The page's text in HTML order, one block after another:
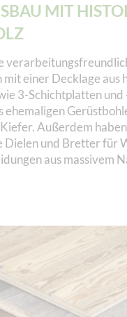
MIT
einer Decklage aus
3-Schichtplatten
ehemaligen
Außerdem
und Bretter für
aus massivem